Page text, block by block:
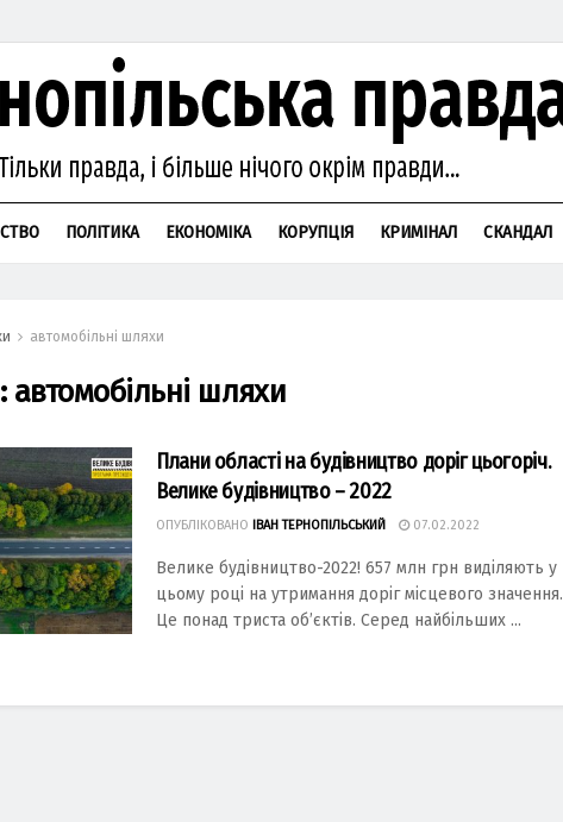
ПОЛІТИКА ЕКОНОМІКА КОРУПЦІЯ КРИМІНАЛ СКАНДАЛ
автомобільні шляхи
автомобільні шляхи
Плани області на будівництво доріг цьогоріч.
Велике будівництво – 2022
ОПУБЛІКОВАНО ІВАН ТЕРНОПІЛЬСЬКИЙ 07.02.2022
Велике будівництво-2022! 657 млн грн виділяють у
цьому році на утримання доріг місцевого значення.
Це понад триста об’єктів. Серед найбільших ...